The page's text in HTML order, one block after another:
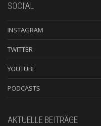
SOCIAL
INSTAGRAM
TWITTER
YOUTUBE
PODCASTS
AKTUELLE BEITRÄGE